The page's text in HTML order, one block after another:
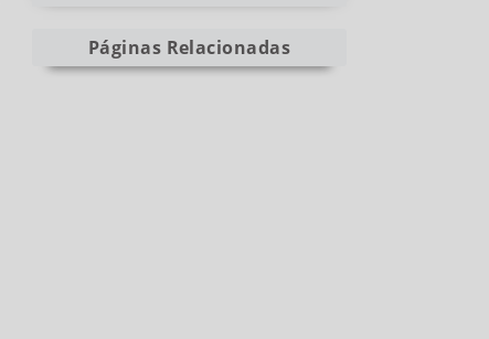
Páginas Relacionadas